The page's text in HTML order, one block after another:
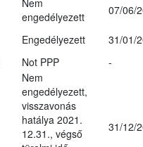
Nem
engedélyezett
07/06/
Engedélyezett
31/01/
Not PPP -
Nem
engedélyezett,
visszavonás
hatálya 2021.
12.31., végső
31/12/